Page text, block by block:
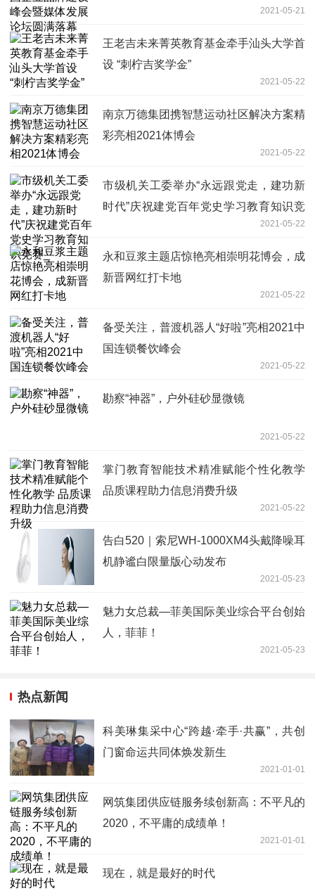
2021-05-21
王老吉未来菁英教育基金牵手汕头大学首
设 “刺柠吉奖学金”
2021-05-22
南京万德集团携智慧运动社区解决方案精
彩亮相2021体博会
2021-05-22
市级机关工委举办“永远跟党走，建功新
时代”庆祝建党百年党史学习教育知识竞
2021-05-22
永和豆浆主题店惊艳亮相崇明花博会，成
新晋网红打卡地
2021-05-22
备受关注，普渡机器人“好啦”亮相2021中
国连锁餐饮峰会
2021-05-22
勘察“神器”，户外硅砂显微镜
2021-05-22
掌门教育智能技术精准赋能个性化教学
品质课程助力信息消费升级
2021-05-22
告白520｜索尼WH-1000XM4头戴降噪耳
机静谧白限量版心动发布
2021-05-23
魅力女总裁—菲美国际美业综合平台创始
人，菲菲！
2021-05-23
热点新闻
科美琳集采中心“跨越·牵手·共赢”，共创
门窗命运共同体焕发新生
2021-01-01
网筑集团供应链服务续创新高：不平凡的
2020，不平庸的成绩单！
2021-01-01
现在，就是最好的时代